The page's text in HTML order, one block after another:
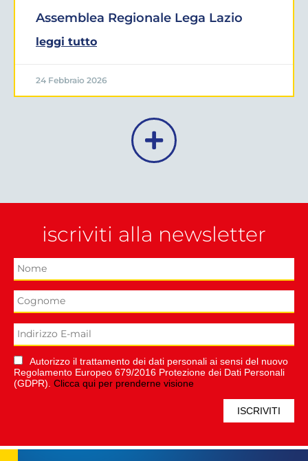
Assemblea Regionale Lega Lazio
leggi tutto
24 Febbraio 2026
iscriviti alla newsletter
Autorizzo il trattamento dei dati personali ai sensi del nuovo
Regolamento Europeo 679/2016 Protezione dei Dati Personali
(GDPR). Clicca qui per prenderne visione